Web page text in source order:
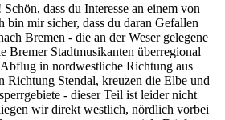
dass du Interesse an einem von
bin mir sicher, dass du daran Gefallen
Bremen - die an der Weser gelegene
Bremer Stadtmusikanten überregional
in nordwestliche Richtung aus
Richtung Stendal, kreuzen die Elbe und
- dieser Teil ist leider nicht
wir direkt westlich, nördlich vorbei